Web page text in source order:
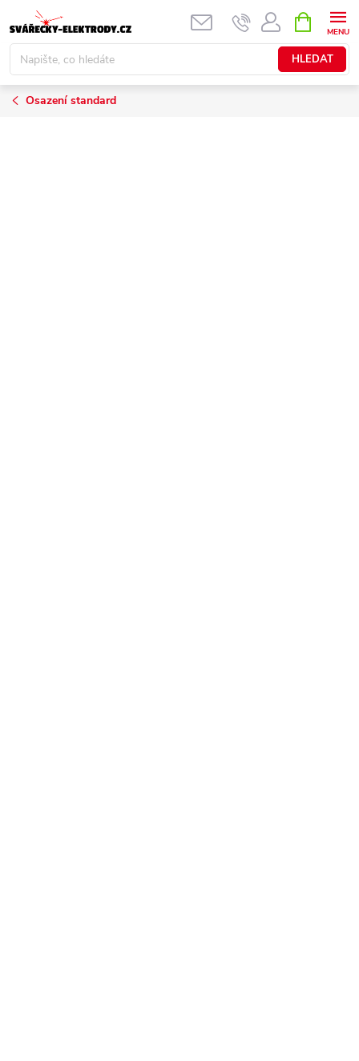
na
obsah
HLEDAT
NÁKUPNÍ
KOŠÍK
Osazení standard